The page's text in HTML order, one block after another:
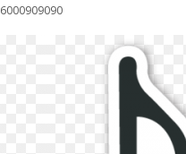
6000909090